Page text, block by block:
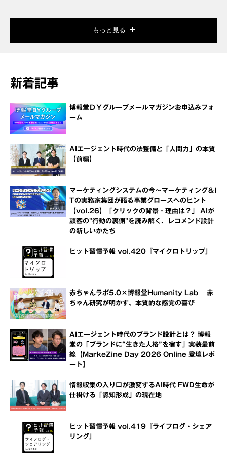
もっと見る
新着記事
博報堂ＤＹグループメールマガジンお申込みフォ
ーム
AIエージェント時代の法整備と「人間力」の本質
【前編】
マーケティングシステムの今～マーケティング＆I
Tの実務家集団が語る事業グロースへのヒント
【vol.26】「クリックの背景・理由は？」 AIが
顧客の"行動の裏側"を読み解く、レコメンド設計
の新しいかたち
ヒット習慣予報 vol.420『マイクロトリップ』
赤ちゃんラボ5.0×博報堂Humanity Lab 赤
ちゃん研究が明かす、本質的な感覚の喜び
AIエージェント時代のブランド設計とは？ 博報
堂の「ブランドに“生きた人格”を宿す」実装最前
線【MarkeZine Day 2026 Online 登壇レポ
ート】
情報収集の入り口が激変するAI時代 FWD生命が
仕掛ける「認知形成」の現在地
ヒット習慣予報 vol.419『ライフログ・シェア
リング』